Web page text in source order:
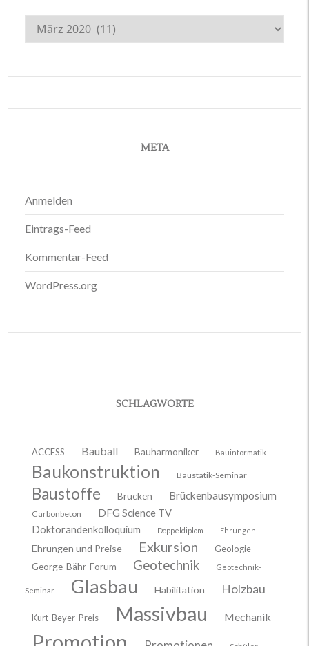
Archiv
META
Anmelden
Eintrags-Feed
Kommentar-Feed
WordPress.org
SCHLAGWORTE
ACCESS Bauball Bauharmoniker Bauinformatik
Baukonstruktion Baustatik-Seminar
Baustoffe Brücken Brückenbausymposium
Carbonbeton
DFG Science TV
Doktorandenkolloquium
Doppeldiplom Ehrungen
Ehrungen und Preise Exkursion
Geologie
George-Bähr-Forum
Geotechnik Geotechnik-
Seminar Glasbau Habilitation Holzbau
Kurt-Beyer-Preis Massivbau Mechanik
Promotion